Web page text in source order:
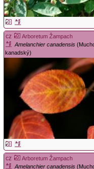
cz
Arboretum Žampach
Amelanchier canadensis
kanadský)
cz
Arboretum Žampach
Amelanchier canadensis